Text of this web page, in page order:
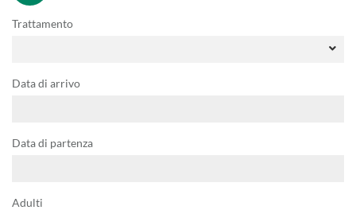
Trattamento
Data di arrivo
Data di partenza
Adulti